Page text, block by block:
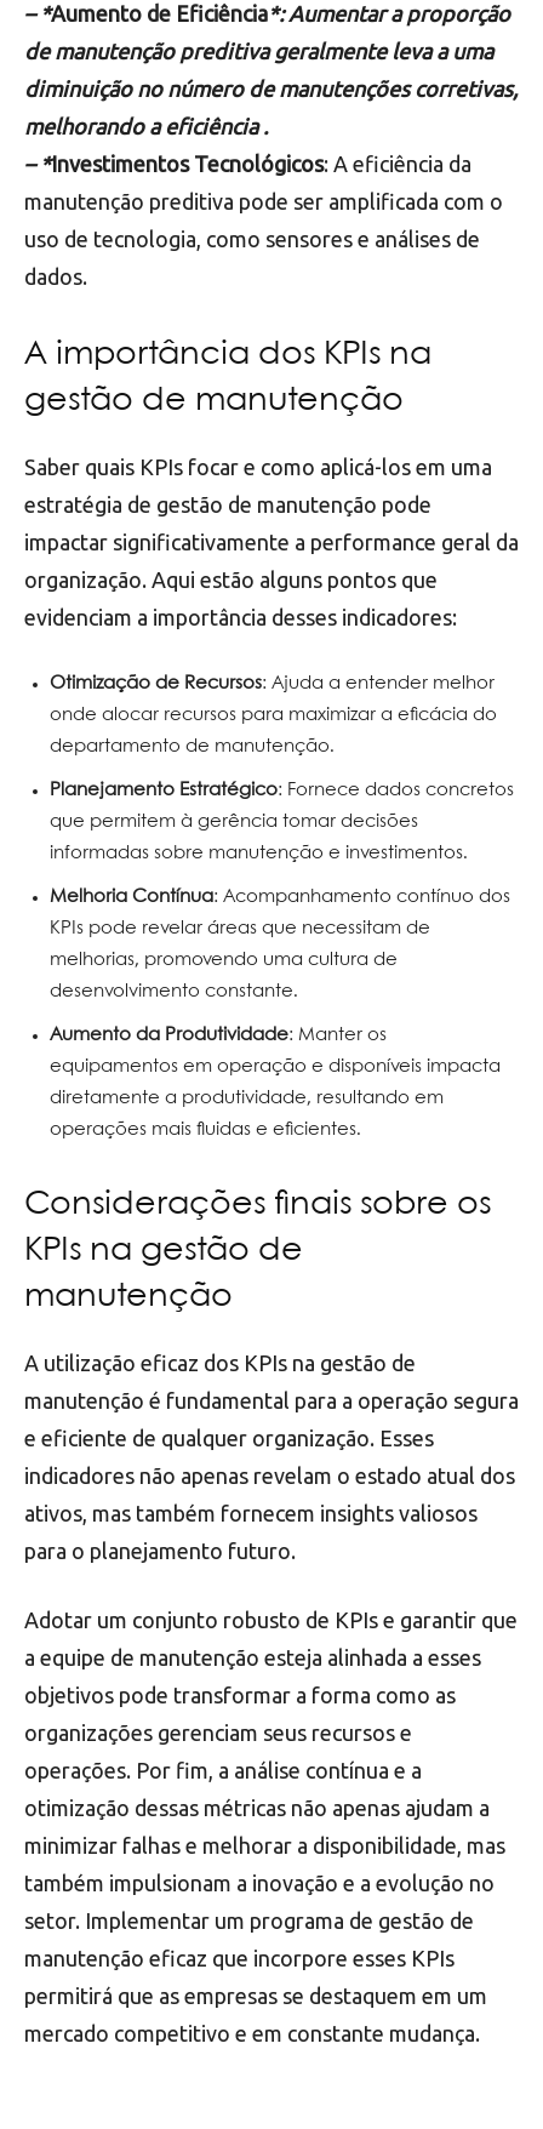
– *Aumento de Eficiência*: Aumentar a proporção
de manutenção preditiva geralmente leva a uma
diminuição no número de manutenções corretivas,
melhorando a eficiência .
– *Investimentos Tecnológicos: A eficiência da
manutenção preditiva pode ser amplificada com o
uso de tecnologia, como sensores e análises de
dados.
A importância dos KPIs na
gestão de manutenção
Saber quais KPIs focar e como aplicá-los em uma
estratégia de gestão de manutenção pode
impactar significativamente a performance geral da
organização. Aqui estão alguns pontos que
evidenciam a importância desses indicadores:
Otimização de Recursos: Ajuda a entender melhor
onde alocar recursos para maximizar a eficácia do
departamento de manutenção.
Planejamento Estratégico: Fornece dados concretos
que permitem à gerência tomar decisões
informadas sobre manutenção e investimentos.
Melhoria Contínua: Acompanhamento contínuo dos
KPIs pode revelar áreas que necessitam de
melhorias, promovendo uma cultura de
desenvolvimento constante.
Aumento da Produtividade: Manter os
equipamentos em operação e disponíveis impacta
diretamente a produtividade, resultando em
operações mais fluidas e eficientes.
Considerações finais sobre os
KPIs na gestão de
manutenção
A utilização eficaz dos KPIs na gestão de
manutenção é fundamental para a operação segura
e eficiente de qualquer organização. Esses
indicadores não apenas revelam o estado atual dos
ativos, mas também fornecem insights valiosos
para o planejamento futuro.
Adotar um conjunto robusto de KPIs e garantir que
a equipe de manutenção esteja alinhada a esses
objetivos pode transformar a forma como as
organizações gerenciam seus recursos e
operações. Por fim, a análise contínua e a
otimização dessas métricas não apenas ajudam a
minimizar falhas e melhorar a disponibilidade, mas
também impulsionam a inovação e a evolução no
setor. Implementar um programa de gestão de
manutenção eficaz que incorpore esses KPIs
permitirá que as empresas se destaquem em um
mercado competitivo e em constante mudança.